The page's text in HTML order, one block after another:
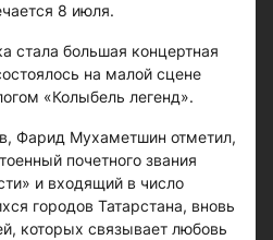
8 июля.
стала большая концертная
на малой сцене
«Колыбель легенд».
Фарид Мухаметшин отметил,
почетного звания
и входящий в число
городов Татарстана, вновь
которых связывает любовь